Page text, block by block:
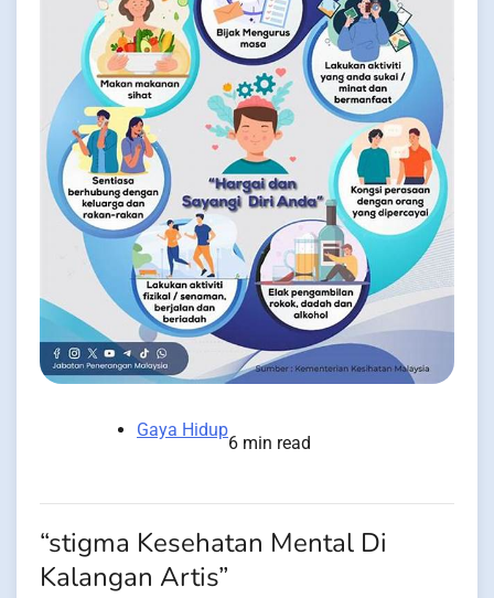
Gaya Hidup
6 min read
“stigma Kesehatan Mental Di
Kalangan Artis”